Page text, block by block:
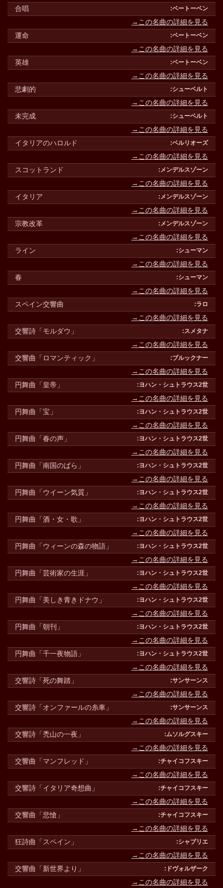
合唱
→この名曲の詳細を見る
運命
→この名曲の詳細を見る
英雄
→この名曲の詳細を見る
悲劇的
→この名曲の詳細を見る
未完成
→この名曲の詳細を見る
イタリアのハロルド
→この名曲の詳細を見る
スコットランド
→この名曲の詳細を見る
イタリア
→この名曲の詳細を見る
宗教改革
→この名曲の詳細を見る
ライン
→この名曲の詳細を見る
春
→この名曲の詳細を見る
スペイン交響曲
→この名曲の詳細を見る
交響詩「モルダウ」
→この名曲の詳細を見る
交響曲「ロマンティック」
→この名曲の詳細を見る
円舞曲「皇帝」
→この名曲の詳細を見る
円舞曲「宝」
→この名曲の詳細を見る
円舞曲「春の声」
→この名曲の詳細を見る
円舞曲「南国のばら」
→この名曲の詳細を見る
円舞曲「ウイーン気質」
→この名曲の詳細を見る
円舞曲「酒・女・歌」
→この名曲の詳細を見る
円舞曲「ウィーンの森の物語」
→この名曲の詳細を見る
円舞曲「芸術家の生涯」
→この名曲の詳細を見る
円舞曲「美しき青きドナウ」
→この名曲の詳細を見る
円舞曲「朝刊」
→この名曲の詳細を見る
円舞曲「千一夜物語」
→この名曲の詳細を見る
交響詩「死の舞踏」
→この名曲の詳細を見る
交響詩「オンファールの糸車」
→この名曲の詳細を見る
交響詩「禿山の一夜」
→この名曲の詳細を見る
交響曲「マンフレッド」
→この名曲の詳細を見る
交響詩「イタリア奇想曲」
→この名曲の詳細を見る
交響曲「悲愴」
→この名曲の詳細を見る
狂詩曲「スペイン」
→この名曲の詳細を見る
交響曲「新世界より」
→この名曲の詳細を見る